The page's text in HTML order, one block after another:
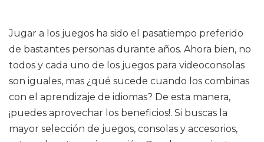
Jugar a los juegos ha sido el pasatiempo preferido
de bastantes personas durante años. Ahora bien, no
todos y cada uno de los juegos para videoconsolas
son iguales, mas ¿qué sucede cuando los combinas
con el aprendizaje de idiomas? De esta manera,
¡puedes aprovechar los beneficios!. Si buscas la
mayor selección de juegos, consolas y accesorios,